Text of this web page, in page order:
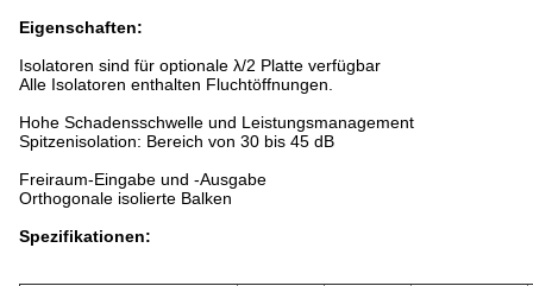
Eigenschaften:
Isolatoren sind für optionale λ/2 Platte verfügbar
Alle Isolatoren enthalten Fluchtöffnungen.
Hohe Schadensschwelle und Leistungsmanagement
Spitzenisolation: Bereich von 30 bis 45 dB
Freiraum-Eingabe und -Ausgabe
Orthogonale isolierte Balken
Spezifikationen: